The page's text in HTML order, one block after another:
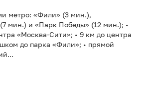
метро: «Фили» (3 мин.),
мин.) и «Парк Победы» (12 мин.); •
«Москва-Сити»; • 9 км до центра
до парка «Фили»; • прямой